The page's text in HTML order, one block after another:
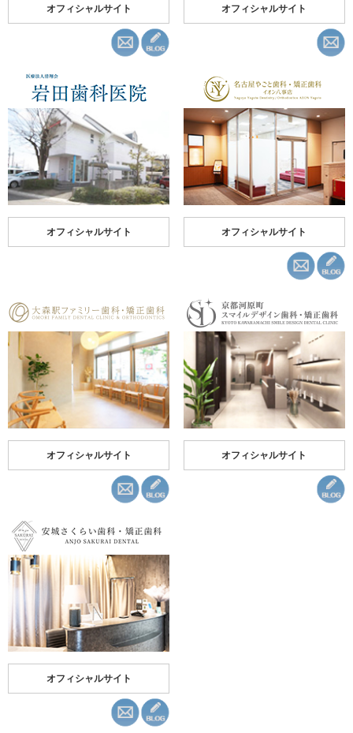
オフィシャルサイト オフィシャルサイト
オフィシャルサイト オフィシャルサイト
オフィシャルサイト オフィシャルサイト
オフィシャルサイト